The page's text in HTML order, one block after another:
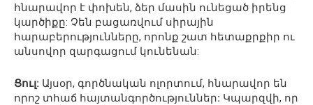
հնարավոր է փոխեն, ձեր մասին ունեցած իրենց
կարծիքը: Չեն բացառվում սիրային
հարաբերությունները, որոնք շատ հետաքրքիր ու
անսովոր զարգացում կունենան:
Ցուլ: Այսօր, գործնական ոլորտում, հնարավոր են
որոշ տհաճ հայտանգործություններ: Կպարզվի, որ